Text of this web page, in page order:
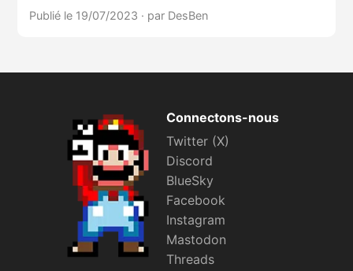
Publié le 19/07/2023 · par DesBen
Connectons-nous
Twitter (X)
Discord
BlueSky
Facebook
Instagram
Mastodon
Threads